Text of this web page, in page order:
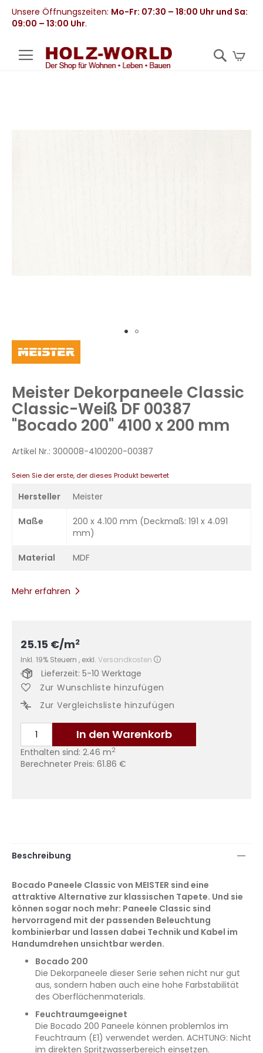
Unsere Öffnungszeiten: Mo-Fr: 07:30 – 18:00 Uhr und Sa:
09:00 – 13:00 Uhr.
Zum
Anfang
springen
Meister Dekorpaneele Classic
Classic-Weiß DF 00387
"Bocado 200" 4100 x 200 mm
Artikel Nr.: 300008-4100200-00387
Seien Sie der erste, der dieses Produkt bewertet
Hersteller Meister
Maße
200 x 4.100 mm (Deckmaß: 191 x 4.091
mm)
Material MDF
Mehr erfahren
25.15 €/m2
Inkl. 19% Steuern , exkl. Versandkosten
In den Warenkorb
Enthalten sind: 2.46 m2
Berechneter Preis: 61.86 €
Lieferzeit: 5-10 Werktage
Zur Wunschliste hinzufügen
Zur Vergleichsliste hinzufügen
Beschreibung
Bocado Paneele Classic von MEISTER sind eine
attraktive Alternative zur klassischen Tapete. Und sie
können sogar noch mehr: Paneele Classic sind
hervorragend mit der passenden Beleuchtung
kombinierbar und lassen dabei Technik und Kabel im
Handumdrehen unsichtbar werden.
Bocado 200
Die Dekorpaneele dieser Serie sehen nicht nur gut
aus, sondern haben auch eine hohe Farbstabilität
des Oberflächenmaterials.
Feuchtraumgeeignet
Die Bocado 200 Paneele können problemlos im
Feuchtraum (E1) verwendet werden. ACHTUNG: Nicht
im direkten Spritzwasserbereich einsetzen.